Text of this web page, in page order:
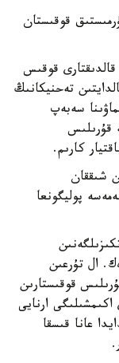
قوقىستان
قوقىس
تەحنيكانىڭ
سەبەپ
قۇرىلىس
كارىم.
شىققان
پوليگونعا
ال تۇرعىن
قوقىستارىن
ارنايى
عانا قىسقا